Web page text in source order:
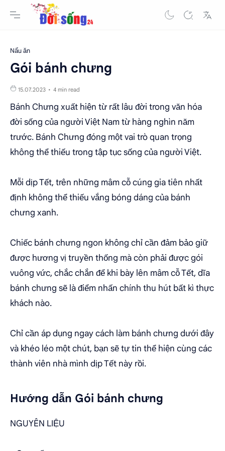
Nấu ăn
Gói bánh chưng
4 min read
Bánh Chưng xuất hiện từ rất lâu đời trong văn hóa
đời sống của người Việt Nam từ hàng nghìn năm
trước. Bánh Chưng đóng một vai trò quan trọng
không thể thiếu trong tập tục sống của người Việt.
Mỗi dịp Tết, trên những mâm cỗ cúng gia tiên nhất
định không thể thiếu vắng bóng dáng của bánh
chưng xanh.
Chiếc bánh chưng ngon không chỉ cần đảm bảo giữ
được hương vị truyền thống mà còn phải được gói
vuông vức, chắc chắn để khi bày lên mâm cỗ Tết, dĩa
bánh chưng sẽ là điểm nhấn chính thu hút bất kì thực
khách nào.
Chỉ cần áp dụng ngay cách làm bánh chưng dưới đây
và khéo léo một chút, bạn sẽ tự tin thể hiện cùng các
thành viên nhà mình dịp Tết này rồi.
Hướng dẫn Gói bánh chưng
NGUYÊN LIỆU